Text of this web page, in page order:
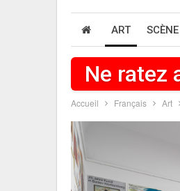
ART SCÈNE
Ne ratez
Accueil Français Art